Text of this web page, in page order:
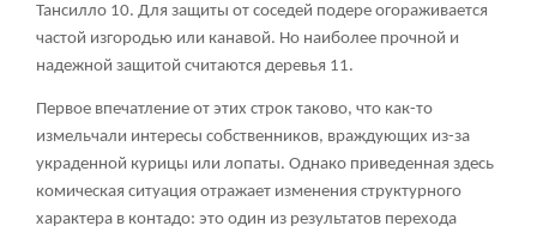
Тансилло 10. Для защиты от соседей подере огораживается
частой изгородью или канавой. Но наиболее прочной и
надежной защитой считаются деревья 11.
Первое впечатление от этих строк таково, что как-то
измельчали интересы собственников, враждующих из-за
украденной курицы или лопаты. Однако приведенная здесь
комическая ситуация отражает изменения структурного
характера в контадо: это один из результатов перехода